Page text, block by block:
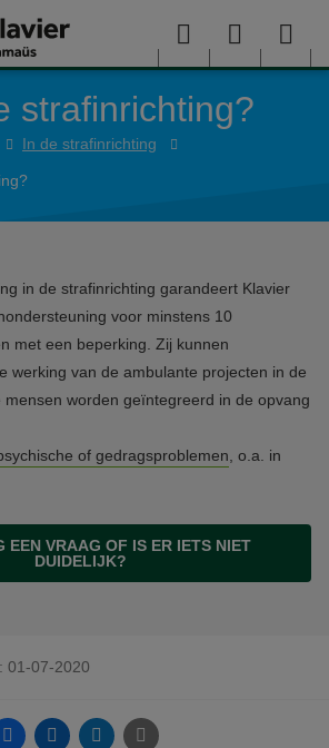
inhoud gaan
Menu User
menu
strafinrichting?
In de strafinrichting
in de strafinrichting garandeert Klavier
voor minstens 10
met een beperking. Zij kunnen
werking van de ambulante projecten in de
worden geïntegreerd in de opvang
of gedragsproblemen , o.a. in
EEN VRAAG OF IS ER IETS NIET
DUIDELIJK?
01-07-2020
FacebookLinkedinTwitter E-mail